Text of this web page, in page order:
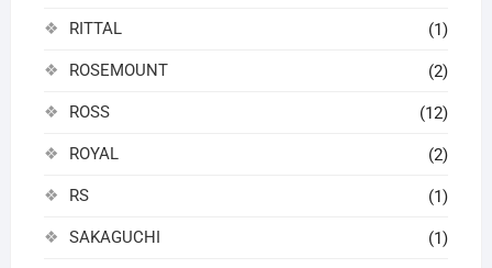
RITTAL (1)
ROSEMOUNT (2)
ROSS (12)
ROYAL (2)
RS (1)
SAKAGUCHI (1)